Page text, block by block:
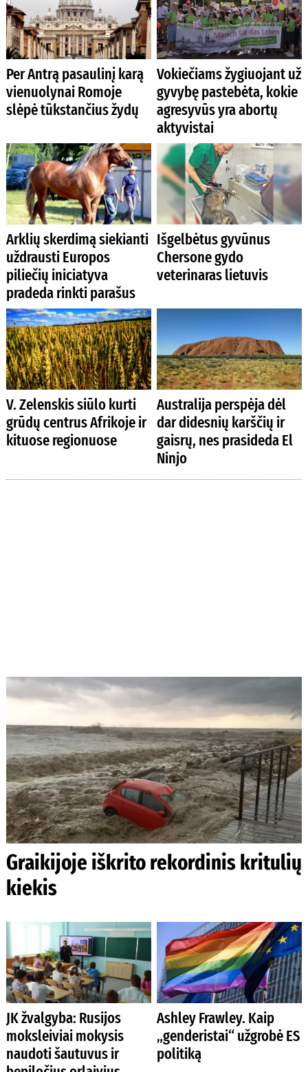
Per Antrą pasaulinį karą
vienuolynai Romoje
slėpė tūkstančius žydų
Vokiečiams žygiuojant už
gyvybę pastebėta, kokie
agresyvūs yra abortų
aktyvistai
Arklių skerdimą siekianti
uždrausti Europos
piliečių iniciatyva
pradeda rinkti parašus
Išgelbėtus gyvūnus
Chersone gydo
veterinaras lietuvis
V. Zelenskis siūlo kurti
grūdų centrus Afrikoje ir
kituose regionuose
Australija perspėja dėl
dar didesnių karščių ir
gaisrų, nes prasideda El
Ninjo
Graikijoje iškrito rekordinis kritulių
kiekis
JK žvalgyba: Rusijos
moksleiviai mokysis
naudoti šautuvus ir
Ashley Frawley. Kaip
„genderistai“ užgrobė ES
politiką